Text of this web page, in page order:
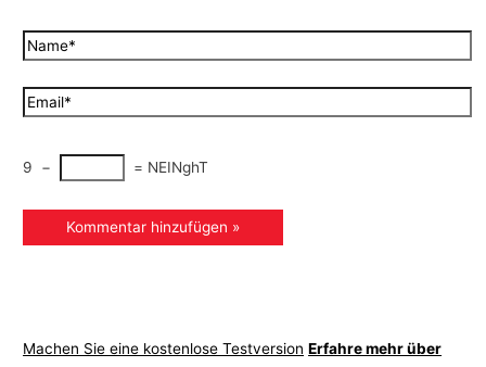
9 − = NEINghT
Machen Sie eine kostenlose Testversion Erfahre mehr über